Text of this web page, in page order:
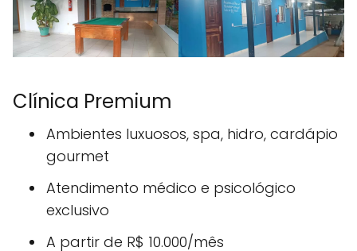
Clínica Premium
Ambientes luxuosos, spa, hidro, cardápio
gourmet
Atendimento médico e psicológico
exclusivo
A partir de R$ 10.000/mês